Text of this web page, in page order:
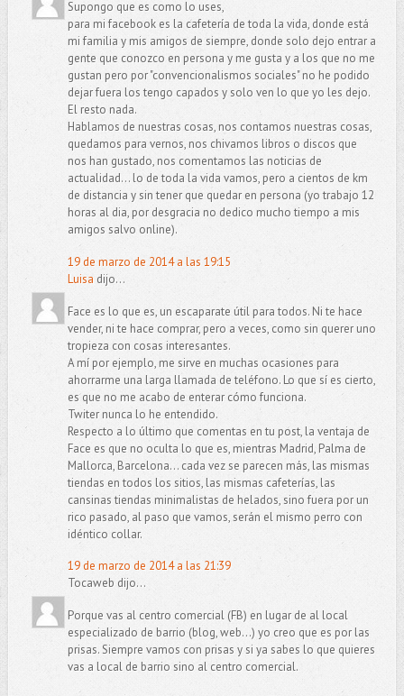
Supongo que es como lo uses,
para mi facebook es la cafetería de toda la vida, donde está
mi familia y mis amigos de siempre, donde solo dejo entrar a
gente que conozco en persona y me gusta y a los que no me
gustan pero por "convencionalismos sociales" no he podido
dejar fuera los tengo capados y solo ven lo que yo les dejo.
El resto nada.
Hablamos de nuestras cosas, nos contamos nuestras cosas,
quedamos para vernos, nos chivamos libros o discos que
nos han gustado, nos comentamos las noticias de
actualidad... lo de toda la vida vamos, pero a cientos de km
de distancia y sin tener que quedar en persona (yo trabajo 12
horas al dia, por desgracia no dedico mucho tiempo a mis
amigos salvo online).
19 de marzo de 2014 a las 19:15
Luisa dijo...
Face es lo que es, un escaparate útil para todos. Ni te hace
vender, ni te hace comprar, pero a veces, como sin querer uno
tropieza con cosas interesantes.
A mí por ejemplo, me sirve en muchas ocasiones para
ahorrarme una larga llamada de teléfono. Lo que sí es cierto,
es que no me acabo de enterar cómo funciona.
Twiter nunca lo he entendido.
Respecto a lo último que comentas en tu post, la ventaja de
Face es que no oculta lo que es, mientras Madrid, Palma de
Mallorca, Barcelona... cada vez se parecen más, las mismas
tiendas en todos los sitios, las mismas cafeterías, las
cansinas tiendas minimalistas de helados, sino fuera por un
rico pasado, al paso que vamos, serán el mismo perro con
idéntico collar.
19 de marzo de 2014 a las 21:39
Tocaweb dijo...
Porque vas al centro comercial (FB) en lugar de al local
especializado de barrio (blog, web...) yo creo que es por las
prisas. Siempre vamos con prisas y si ya sabes lo que quieres
vas a local de barrio sino al centro comercial.